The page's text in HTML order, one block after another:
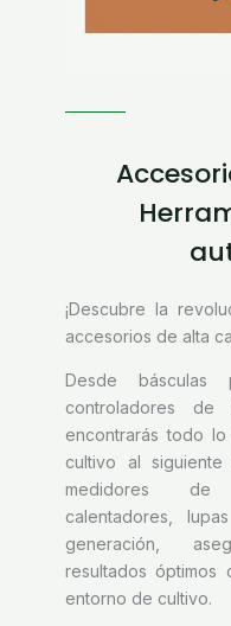
¡Descubre la
accesorios de alta
Desde básculas
controladores
encontrarás todo
cultivo al
medidores de
calentadores,
generación,
resultados
entorno de cultivo.